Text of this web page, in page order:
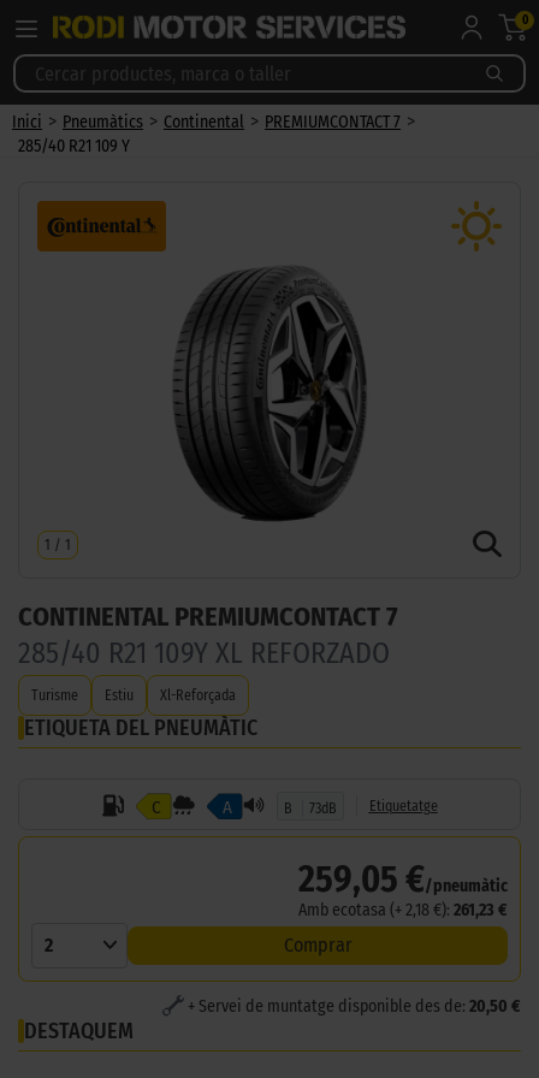
0
Inici > Pneumàtics > Continental > PREMIUMCONTACT 7 >
285/40 R21 109 Y
1 / 1
CONTINENTAL PREMIUMCONTACT 7
285/40 R21 109Y XL REFORZADO
Turisme Estiu Xl-Reforçada
ETIQUETA DEL PNEUMÀTIC
C A B 73dB Etiquetatge
259,05 €/pneumàtic
Amb ecotasa (+ 2,18 €): 261,23 €
2 Comprar
+ Servei de muntatge disponible des de: 20,50 €
DESTAQUEM